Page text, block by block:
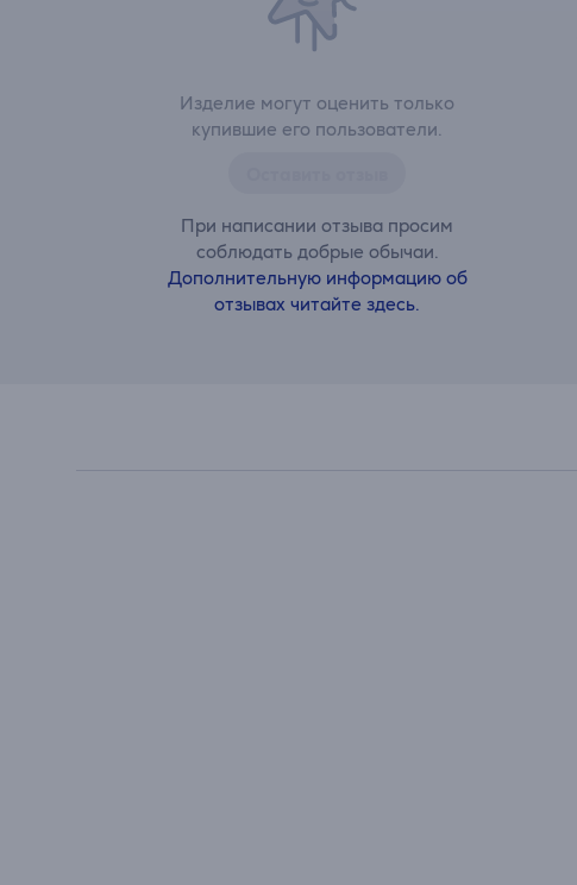
Изделие могут оценить только
купившие его пользователи.
При написании отзыва просим
соблюдать добрые обычаи.
Дополнительную информацию об
отзывах читайте здесь.